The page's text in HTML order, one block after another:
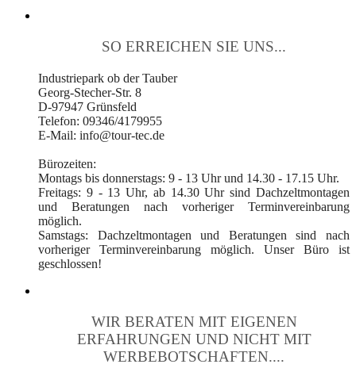
SO ERREICHEN SIE UNS...
Industriepark ob der Tauber
Georg-Stecher-Str. 8
D-97947 Grünsfeld
Telefon: 09346/4179955
E-Mail: info@tour-tec.de
Bürozeiten:
Montags bis donnerstags: 9 - 13 Uhr und 14.30 - 17.15 Uhr.
Freitags: 9 - 13 Uhr, ab 14.30 Uhr sind Dachzeltmontagen
und Beratungen nach vorheriger Terminvereinbarung
möglich.
Samstags: Dachzeltmontagen und Beratungen sind nach
vorheriger Terminvereinbarung möglich. Unser Büro ist
geschlossen!
WIR BERATEN MIT EIGENEN
ERFAHRUNGEN UND NICHT MIT
WERBEBOTSCHAFTEN....